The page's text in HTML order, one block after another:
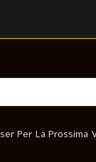
Per La Prossima